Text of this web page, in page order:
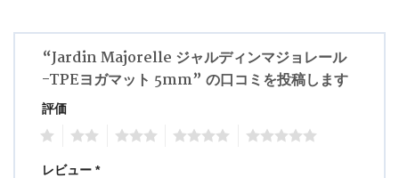
“Jardin Majorelle ジャルディンマジョレール
-TPEヨガマット 5mm” の口コミを投稿します
評価
レビュー *